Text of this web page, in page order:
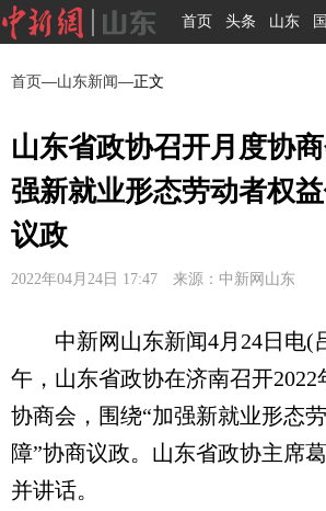
首页 头条 山东
首页—山东新闻—正文
山东省政协召开月度协
强新就业形态劳动者权
议政
2022年04月24日 17:47 来源：中新网山东
中新网山东新闻4月24日电(
午，山东省政协在济南召开2022
协商会，围绕“加强新就业形态
障”协商议政。山东省政协主席
并讲话。